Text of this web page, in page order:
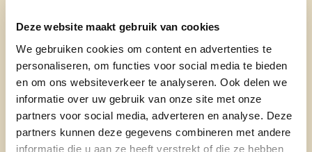
Deze website maakt gebruik van cookies
We gebruiken cookies om content en advertenties te
personaliseren, om functies voor social media te bieden
en om ons websiteverkeer te analyseren. Ook delen we
informatie over uw gebruik van onze site met onze
partners voor social media, adverteren en analyse. Deze
partners kunnen deze gegevens combineren met andere
informatie die u aan ze heeft verstrekt of die ze hebben
woonkwaliteit.
Groen & open Battel
De tuin van Empain is een overblijfsel van het
domein van Baron Edouard Empain. Dit stuk
binnengebied willen we bewaren als groene, open
ruimte die we openstellen voor de buurt.